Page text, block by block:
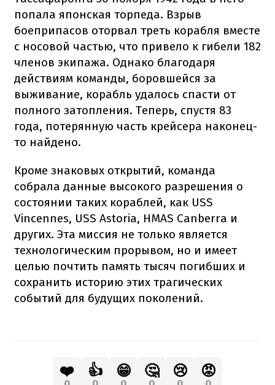
попала японская торпеда. Взрыв
боеприпасов оторвал треть корабля вместе
с носовой частью, что привело к гибели 182
членов экипажа. Однако благодаря
действиям команды, боровшейся за
выживание, корабль удалось спасти от
полного затопления. Теперь, спустя 83
года, потерянную часть крейсера наконец-
то найдено.
Кроме знаковых открытий, команда
собрала данные высокого разрешения о
состоянии таких кораблей, как USS
Vincennes, USS Astoria, HMAS Canberra и
других. Эта миссия не только является
технологическим прорывом, но и имеет
целью почтить память тысяч погибших и
сохранить историю этих трагических
событий для будущих поколений.
❤️ 👍 😁 🤔 😢 😡